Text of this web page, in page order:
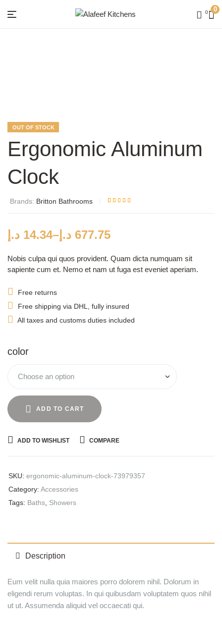
0
Menu
0
AVAILABILITY:
OUT OF STOCK
Ergonomic Aluminum
Clock
Brands: Britton Bathrooms
customer
ratings
14.34 د.إ – 677.75 د.إ
Nobis culpa qui quos provident. Quam dicta numquam sit
sapiente cum et. Nemo et nam ut fuga est eveniet aperiam.
Free returns
Free shipping via DHL, fully insured
All taxes and customs duties included
color
ADD TO CART
ADD TO WISHLIST COMPARE
SKU: ergonomic-aluminum-clock-73979357
Category: Accessories
Tags: Baths Showers
Description
Eum velit nulla quia maiores porro dolorem nihil. Dolorum in
eligendi rerum voluptas. In qui quibusdam voluptatem quos nihil
ut ut. Assumenda aliquid vel occaecati qui.